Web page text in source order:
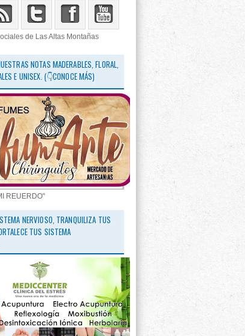
de Las Altas Montañas
NOTAS MADERABLES, FLORAL,
E UNISEX. (👇CONOCE MÁS)
REUERDO"
NERVIOSO, TRANQUILIZA TUS
TUS SISTEMA